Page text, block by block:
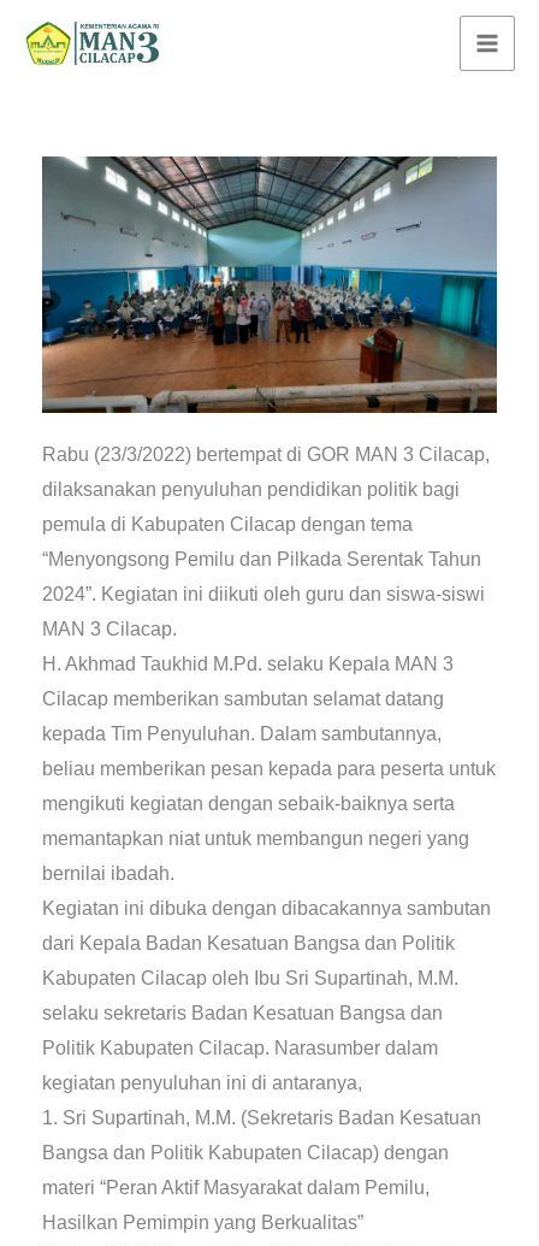
Rabu (23/3/2022) bertempat di GOR MAN 3 Cilacap,
dilaksanakan penyuluhan pendidikan politik bagi
pemula di Kabupaten Cilacap dengan tema
“Menyongsong Pemilu dan Pilkada Serentak Tahun
2024”. Kegiatan ini diikuti oleh guru dan siswa-siswi
MAN 3 Cilacap.
H. Akhmad Taukhid M.Pd. selaku Kepala MAN 3
Cilacap memberikan sambutan selamat datang
kepada Tim Penyuluhan. Dalam sambutannya,
beliau memberikan pesan kepada para peserta untuk
mengikuti kegiatan dengan sebaik-baiknya serta
memantapkan niat untuk membangun negeri yang
bernilai ibadah.
Kegiatan ini dibuka dengan dibacakannya sambutan
dari Kepala Badan Kesatuan Bangsa dan Politik
Kabupaten Cilacap oleh Ibu Sri Supartinah, M.M.
selaku sekretaris Badan Kesatuan Bangsa dan
Politik Kabupaten Cilacap. Narasumber dalam
kegiatan penyuluhan ini di antaranya,
1. Sri Supartinah, M.M. (Sekretaris Badan Kesatuan
Bangsa dan Politik Kabupaten Cilacap) dengan
materi “Peran Aktif Masyarakat dalam Pemilu,
Hasilkan Pemimpin yang Berkualitas”